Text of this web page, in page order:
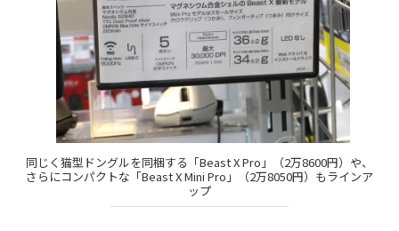
同じく猫型ドングルを同梱する「Beast X Pro」（2万8600円）や、
さらにコンパクトな「Beast X Mini Pro」（2万8050円）もラインア
ップ